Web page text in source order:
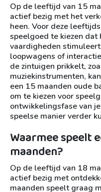
Op de leeftijd van 15
actief bezig met het
heen. Voor deze
speelgoed te kiezen
vaardigheden
loopwagens of
de zintuigen prikkelt,
muziekinstrumenten,
een 15 maanden oude
om te kiezen voor
ontwikkelingsfase van
speelse manier verder
Waarmee speelt
maanden?
Op de leeftijd van 18
actief bezig met
maanden speelt graag